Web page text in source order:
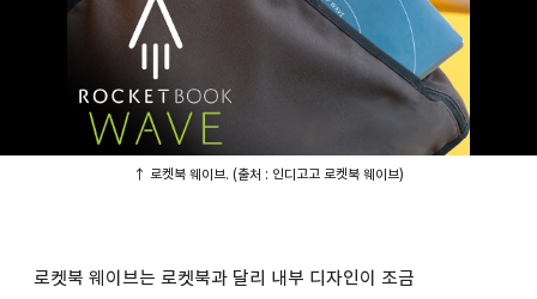
↑ 로켓북 웨이브. (출처 : 인디고고 로켓북 웨이브)
로켓북 웨이브는 로켓북과 달리 내부 디자인이 조금